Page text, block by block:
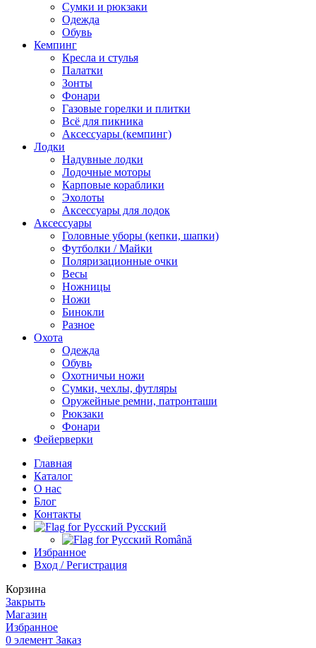
Сумки и рюкзаки
Одежда
Обувь
Кемпинг
Кресла и стулья
Палатки
Зонты
Фонари
Газовые горелки и плитки
Всё для пикника
Аксессуары (кемпинг)
Лодки
Надувные лодки
Лодочные моторы
Карповые кораблики
Эхолоты
Аксессуары для лодок
Аксессуары
Головные уборы (кепки, шапки)
Футболки / Майки
Поляризационные очки
Весы
Ножницы
Ножи
Бинокли
Разное
Охота
Одежда
Обувь
Охотничьи ножи
Сумки, чехлы, футляры
Оружейные ремни, патронташи
Рюкзаки
Фонари
Фейерверки
Главная
Каталог
О нас
Блог
Контакты
Русский
Română
Избранное
Вход / Регистрация
Корзина
Закрыть
Магазин
Избранное
0 элемент Заказ